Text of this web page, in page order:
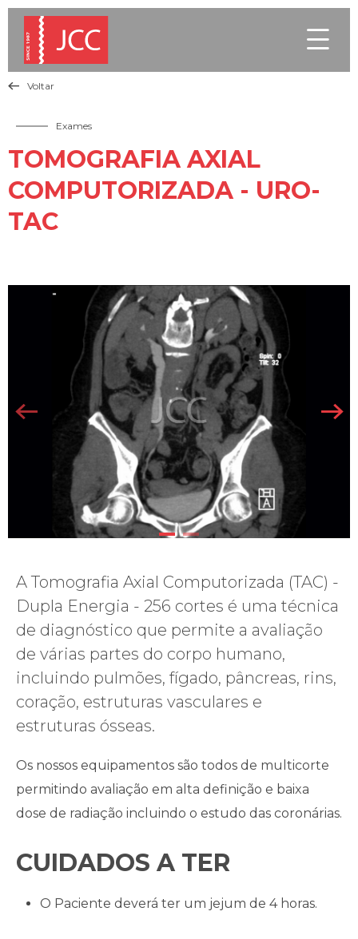

 Voltar
Exames
TOMOGRAFIA AXIAL
COMPUTORIZADA - URO-
TAC
A Tomografia Axial Computorizada (TAC) -
Dupla Energia - 256 cortes é uma técnica
de diagnóstico que permite a avaliação
de várias partes do corpo humano,
incluindo pulmões, fígado, pâncreas, rins,
coração, estruturas vasculares e
estruturas ósseas.
Os nossos equipamentos são todos de multicorte
permitindo avaliação em alta definição e baixa
dose de radiação incluindo o estudo das coronárias.
CUIDADOS A TER
O Paciente deverá ter um jejum de 4 horas.